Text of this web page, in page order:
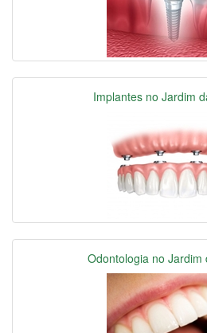
Implantes no Jardim
Odontologia no Jardim